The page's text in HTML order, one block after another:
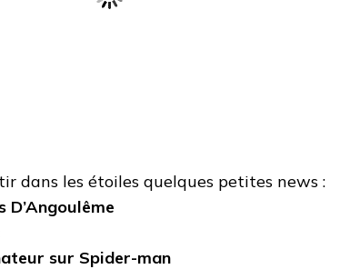
dans les étoiles quelques petites news :
D’Angoulême
sur Spider-man